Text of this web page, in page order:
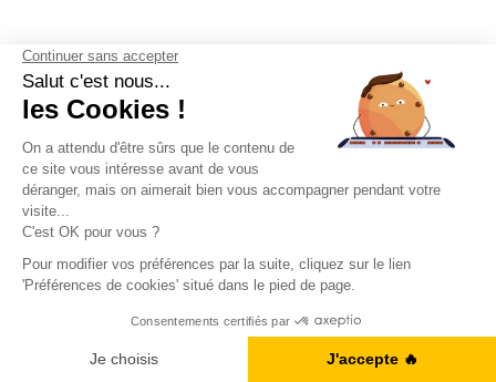
Nos derniers articles de
blog
Conjugaison anglaise
Tout pour maîtriser le past perfect en anglais !
A1, B2, C1... Vous en êtes où ?
Je fais le test